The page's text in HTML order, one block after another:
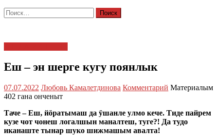
Найти:
Еш – эн шерге кугу поянлык
07.07.2022 Любовь Камалетдинова Комментарий Материалым
402 гана онченыт
Таче – Еш, йӧратымаш да ӱшанле улмо кече. Тиде пайрем
кузе чот чонеш логалшын маналтеш, туге?! Да тудо
иканаште тынар шуко шижмашым авалта!